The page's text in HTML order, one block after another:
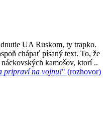
UA Ruskom, ty trapko.
chápať písaný text. To, že
kamošov, ktorí ..
pripraví na vojnu!" (rozhovor)